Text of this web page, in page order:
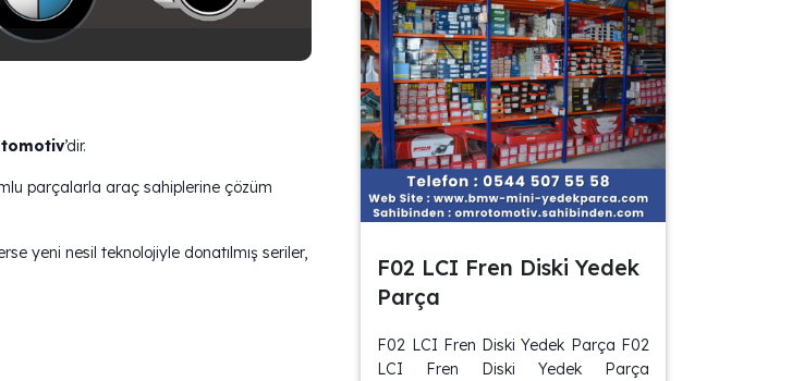
’dir.
parçalarla araç sahiplerine çözüm
yeni nesil teknolojiyle donatılmış seriler,
F02 LCI Fren Diski Yedek
Parça
F02 LCI Fren Diski Yedek Parça F02
LCI Fren Diski Yedek Parça